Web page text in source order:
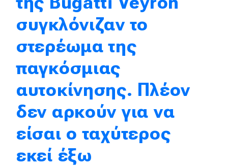
Test Drive
Δοκιμή
Αποστολή
Συγκρίνουμε
Αγώνες
Formula 1
συγκλόνιζαν το
στερέωμα της
παγκόσμιας
αυτοκίνησης. Πλέον
δεν αρκούν για να
είσαι ο ταχύτερος
εκεί έξω